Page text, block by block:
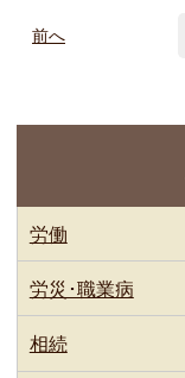
前へ
労働
労災･職業病
相続